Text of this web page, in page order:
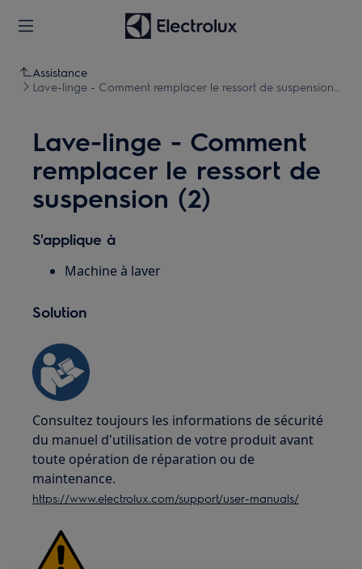
Assistance
Lave-linge - Comment remplacer le ressort de suspension
Lave-linge - Comment
remplacer le ressort de
suspension (2)
S'applique à
Machine à laver
Solution
Consultez toujours les informations de sécurité
du manuel d'utilisation de votre produit avant
toute opération de réparation ou de
maintenance.
https://www.electrolux.com/support/user-manuals/